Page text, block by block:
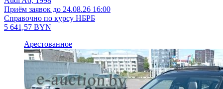
Приём заявок до 24.08.26 16:00
Справочно по курсу НБРБ
5 641,57 BYN
Арестованное